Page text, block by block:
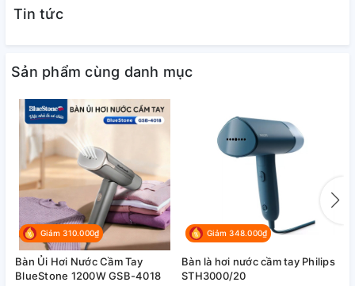
Đặc biệt, trang bị ngăn chứa tinh
dầu thơm MyEssence, giúp bạn làm
ưa thích thật dễ dàng
Tin tức
Sản phẩm cùng danh mục
Giảm 310.000₫
Bàn Ủi Hơi Nước Cầm Tay
BlueStone 1200W GSB-4018
Giảm 348.000₫
Bàn là hơi nước cầm tay Philips
STH3000/20